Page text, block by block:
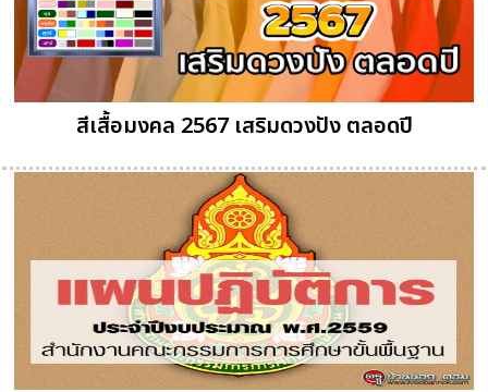
สีเสื้อมงคล 2567 เสริมดวงปัง ตลอดปี